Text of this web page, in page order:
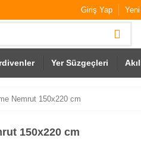
Giriş Yap
Yer Süzgeçleri
Nemrut 150x220 cm
150x220 cm